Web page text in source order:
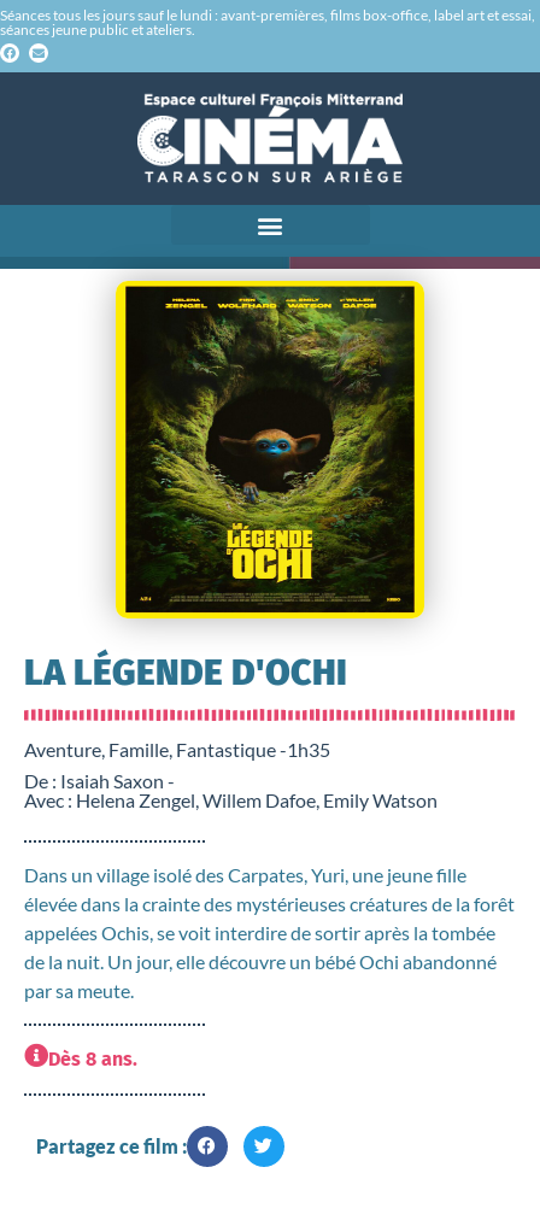
Séances tous les jours sauf le lundi : avant-premières, films box-office, label art et essai,
séances jeune public et ateliers.
LA LÉGENDE D'OCHI
Aventure, Famille, Fantastique -1h35
De : Isaiah Saxon -
Avec : Helena Zengel, Willem Dafoe, Emily Watson
Dans un village isolé des Carpates, Yuri, une jeune fille
élevée dans la crainte des mystérieuses créatures de la forêt
appelées Ochis, se voit interdire de sortir après la tombée
de la nuit. Un jour, elle découvre un bébé Ochi abandonné
par sa meute.
Dès 8 ans.
Partagez ce film :